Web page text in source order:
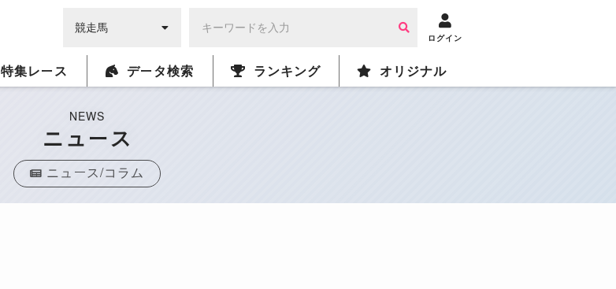
ログイン
特集レース データ検索 ランキング オリジナル
NEWS
ニュース
ニュース/コラム